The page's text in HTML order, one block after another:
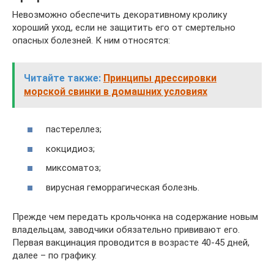
Невозможно обеспечить декоративному кролику
хороший уход, если не защитить его от смертельно
опасных болезней. К ним относятся:
Читайте также: Принципы дрессировки
морской свинки в домашних условиях
пастереллез;
кокцидиоз;
миксоматоз;
вирусная геморрагическая болезнь.
Прежде чем передать крольчонка на содержание новым
владельцам, заводчики обязательно прививают его.
Первая вакцинация проводится в возрасте 40-45 дней,
далее – по графику.